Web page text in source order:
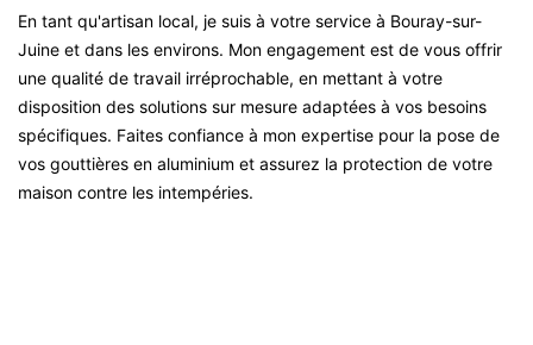
En tant qu'artisan local, je suis à votre service à Bouray-sur-
Juine et dans les environs. Mon engagement est de vous offrir
une qualité de travail irréprochable, en mettant à votre
disposition des solutions sur mesure adaptées à vos besoins
spécifiques. Faites confiance à mon expertise pour la pose de
vos gouttières en aluminium et assurez la protection de votre
maison contre les intempéries.